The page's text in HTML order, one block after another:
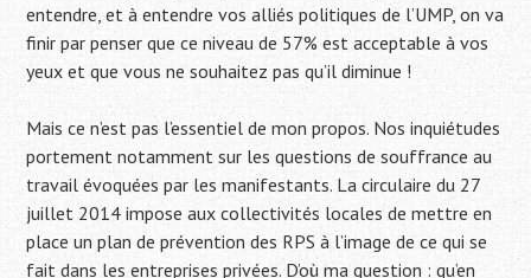
entendre, et à entendre vos alliés politiques de l’UMP, on va
finir par penser que ce niveau de 57% est acceptable à vos
yeux et que vous ne souhaitez pas qu’il diminue !
Mais ce n’est pas l’essentiel de mon propos. Nos inquiétudes
portement notamment sur les questions de souffrance au
travail évoquées par les manifestants. La circulaire du 27
juillet 2014 impose aux collectivités locales de mettre en
place un plan de prévention des RPS à l’image de ce qui se
fait dans les entreprises privées. D’où ma question : qu’en